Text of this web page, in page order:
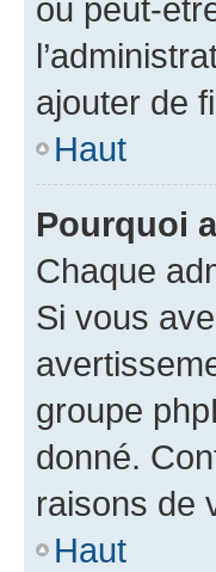
ou peut-
ajouter de
Haut
Pourquoi
Chaque
Si vous
groupe
donné.
raisons de
Haut